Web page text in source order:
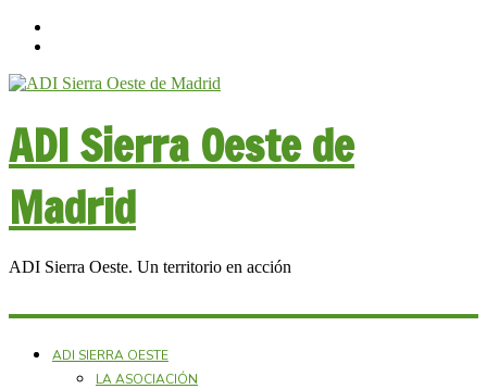
ADI Sierra Oeste de
Madrid
ADI Sierra Oeste. Un territorio en acción
ADI SIERRA OESTE
LA ASOCIACIÓN